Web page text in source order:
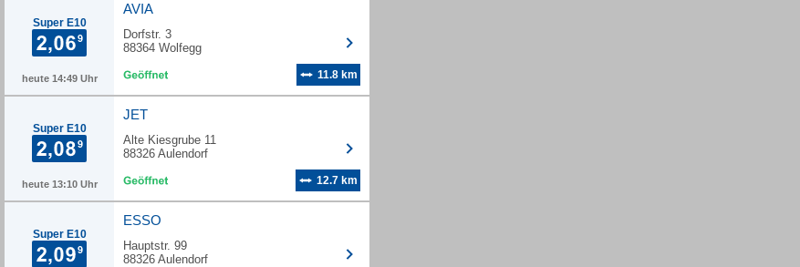
Super E10
heute 14:49 Uhr
AVIA
Dorfstr. 3
88364 Wolfegg
11.8 km
Super E10
heute 13:10 Uhr
JET
Alte Kiesgrube 11
88326 Aulendorf
12.7 km
Super E10
ESSO
Hauptstr. 99
88326 Aulendorf